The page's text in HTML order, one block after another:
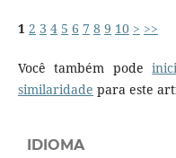
1 2 3 4 5 6 7 8 9 10 > >>
Você também pode
similaridade para este
IDIOMA